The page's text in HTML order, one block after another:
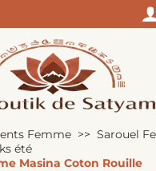
Femme
Sarouel
été
Masina Coton Rouille